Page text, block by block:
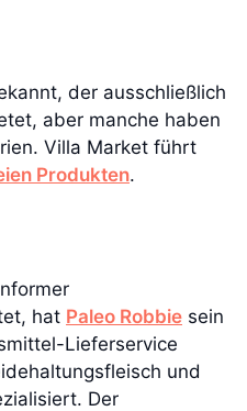
der ausschließlich
aber manche haben
Villa Market führt
Produkten.
hat Paleo Robbie sein
Lieferservice
und
Der